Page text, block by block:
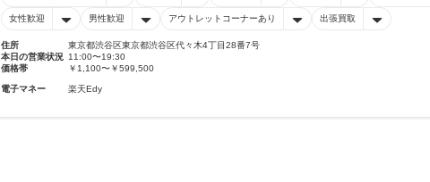
女性歓迎 男性歓迎 アウトレットコーナーあり 出張買取
住所
東京都渋谷区東京都渋谷区代々木4丁目28番7号
本日の営業状況 11:00〜19:30
価格帯
￥1,100〜￥599,500
電子マネー 楽天Edy